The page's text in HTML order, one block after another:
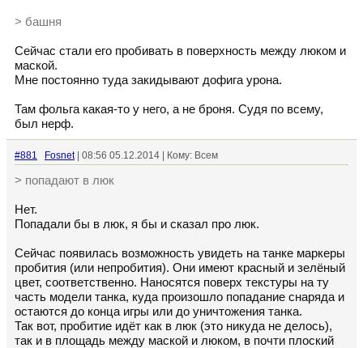
> башня
Сейчас стали его пробивать в поверхность между люком и
маской.
Мне постоянно туда закидывают дофига урона.
Там фольга какая-то у него, а не броня. Судя по всему,
был нерф.
#881 Fosnet| 08:56 05.12.2014 | Кому: Всем
> попадают в люк
Нет.
Попадали бы в люк, я бы и сказал про люк.
Сейчас появилась возможность увидеть на танке маркеры
пробития (или непробития). Они имеют красный и зелёный
цвет, соответственно. Наносятся поверх текстуры на ту
часть модели танка, куда произошло попадание снаряда и
остаются до конца игры или до уничтожения танка.
Так вот, пробитие идёт как в люк (это никуда не делось),
так и в площадь между маской и люком, в почти плоский